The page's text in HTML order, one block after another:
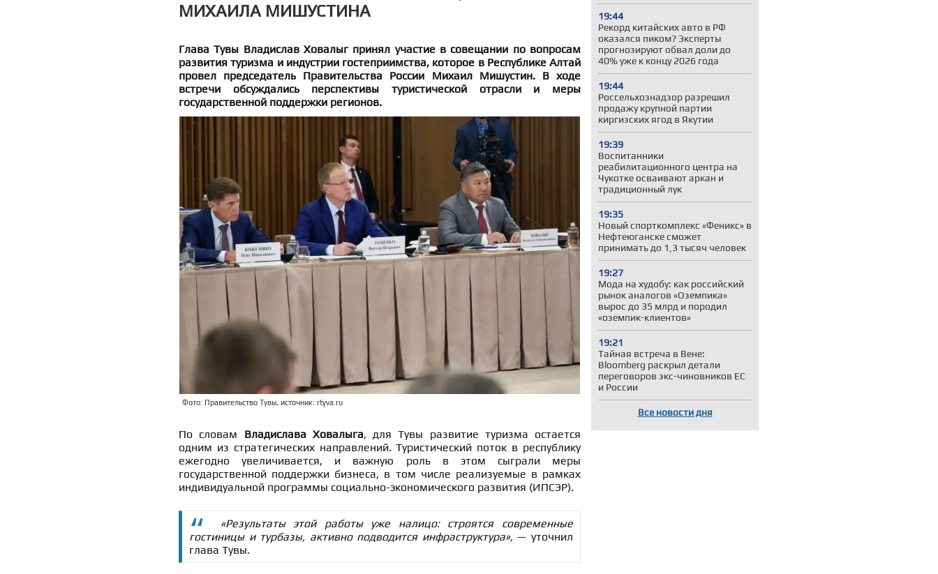
19:44
Рекорд китайских авто в РФ
оказался пиком? Эксперты
прогнозируют обвал доли до
40% уже к концу 2026 года
19:44
Россельхознадзор разрешил
продажу крупной партии
киргизских ягод в Якутии
19:39
Воспитанники
реабилитационного центра на
Чукотке осваивают аркан и
традиционный лук
19:35
Новый спорткомплекс «Феникс» в
Нефтеюганске сможет
принимать до 1,3 тысяч человек
19:27
Мода на худобу: как российский
рынок аналогов «Оземпика»
вырос до 35 млрд и породил
«оземпик-клиентов»
19:21
Тайная встреча в Вене:
Bloomberg раскрыл детали
переговоров экс-чиновников ЕС
и России
Все новости дня
МИХАИЛА МИШУСТИНА
Глава Тувы Владислав Ховалыг принял участие в совещании по вопросам
развития туризма и индустрии гостеприимства, которое в Республике Алтай
провел председатель Правительства России Михаил Мишустин. В ходе
встречи обсуждались перспективы туристической отрасли и меры
государственной поддержки регионов.
Фото: Правительство Тувы, источник: rtyva.ru
По словам Владислава Ховалыга, для Тувы развитие туризма остается
одним из стратегических направлений. Туристический поток в республику
ежегодно увеличивается, и важную роль в этом сыграли меры
государственной поддержки бизнеса, в том числе реализуемые в рамках
индивидуальной программы социально-экономического развития (ИПСЭР).
«Результаты этой работы уже налицо: строятся современные
гостиницы и турбазы, активно подводится инфраструктура»,— уточнил
глава Тувы.